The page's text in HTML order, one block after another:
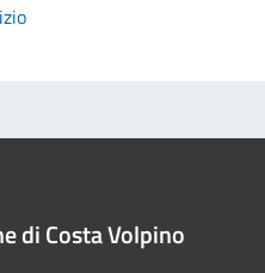
di Costa Volpino